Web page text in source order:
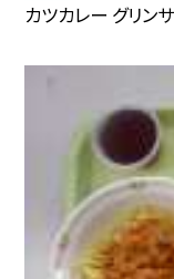
カツカレー グリン